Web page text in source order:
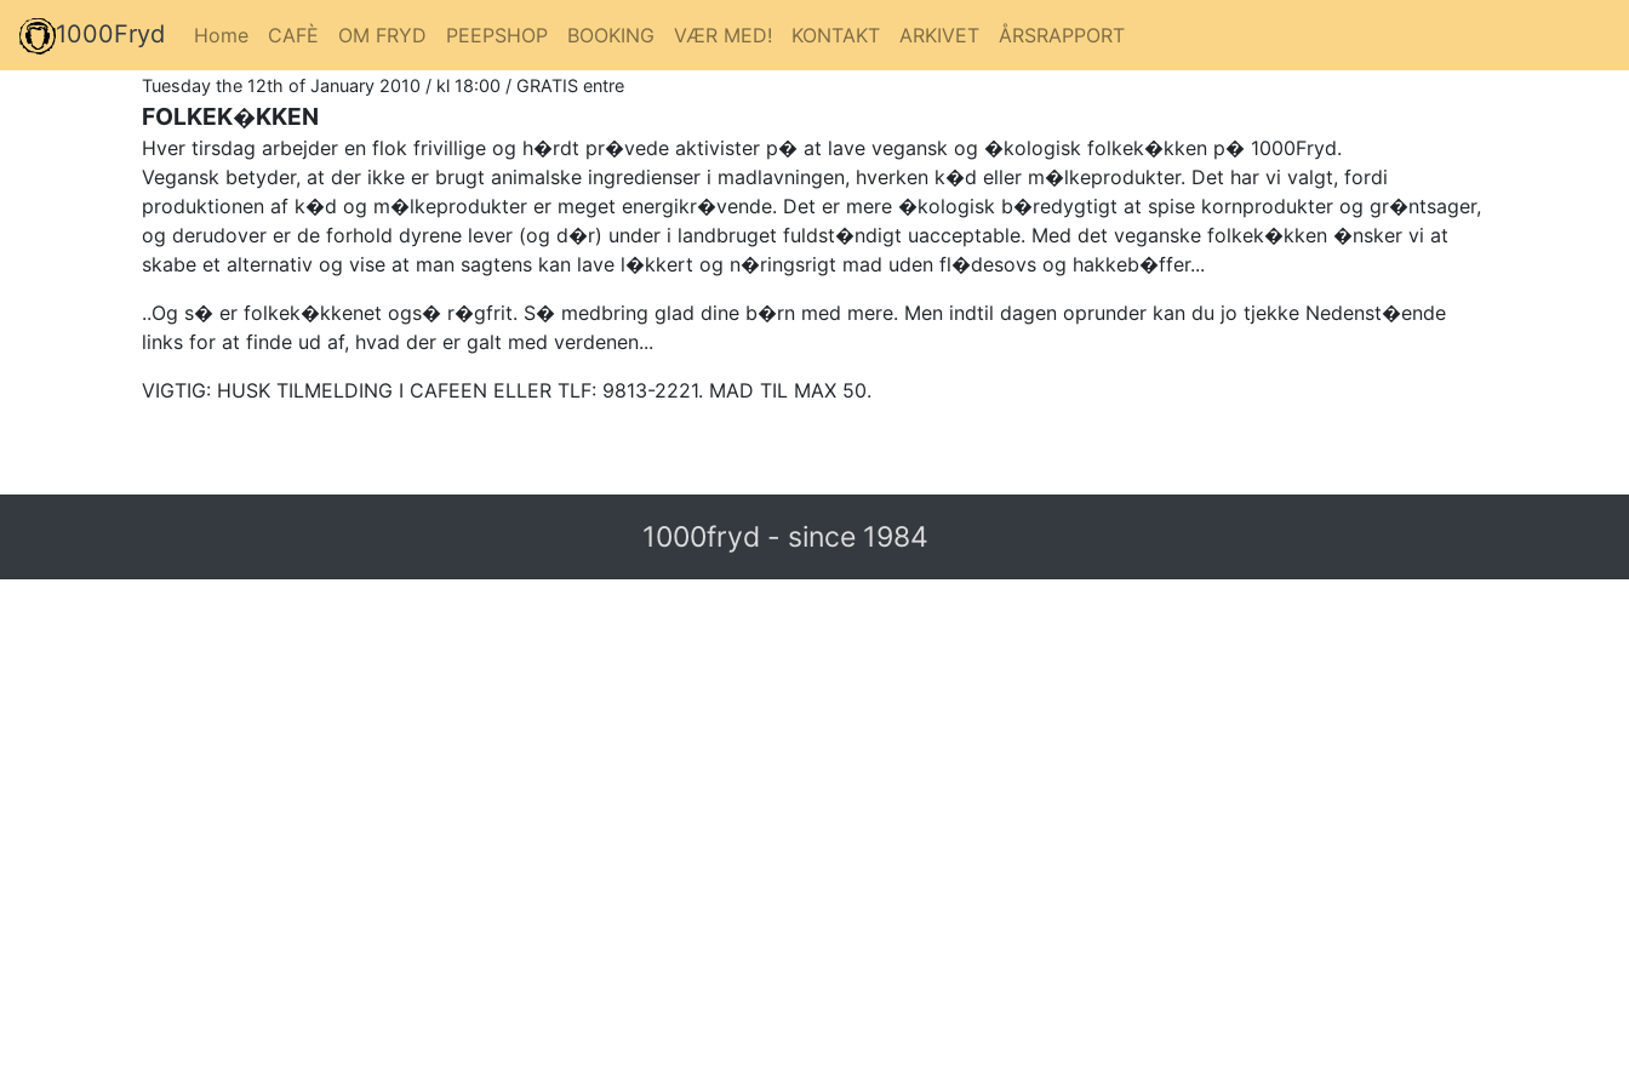
1000Fryd Home CAFÈ OM FRYD PEEPSHOP BOOKING VÆR MED! KONTAKT ARKIVET ÅRSRAPPORT
Tuesday the 12th of January 2010 / kl 18:00 / GRATIS entre
FOLKEK�KKEN
Hver tirsdag arbejder en flok frivillige og h�rdt pr�vede aktivister p� at lave vegansk og �kologisk folkek�kken p� 1000Fryd.
Vegansk betyder, at der ikke er brugt animalske ingredienser i madlavningen, hverken k�d eller m�lkeprodukter. Det har vi valgt, fordi
produktionen af k�d og m�lkeprodukter er meget energikr�vende. Det er mere �kologisk b�redygtigt at spise kornprodukter og gr�ntsager,
og derudover er de forhold dyrene lever (og d�r) under i landbruget fuldst�ndigt uacceptable. Med det veganske folkek�kken �nsker vi at
skabe et alternativ og vise at man sagtens kan lave l�kkert og n�ringsrigt mad uden fl�desovs og hakkeb�ffer...
..Og s� er folkek�kkenet ogs� r�gfrit. S� medbring glad dine b�rn med mere. Men indtil dagen oprunder kan du jo tjekke Nedenst�ende
links for at finde ud af, hvad der er galt med verdenen...
VIGTIG: HUSK TILMELDING I CAFEEN ELLER TLF: 9813-2221. MAD TIL MAX 50.
1000fryd - since 1984